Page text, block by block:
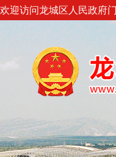
欢迎访问龙城区人民政府